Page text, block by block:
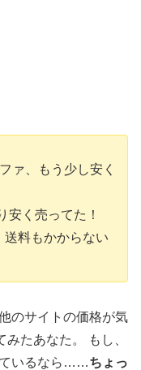
ァ、もう少し安く
安く売ってた！
送料もかからない
のサイトの価格が気
たあなた。 もし、
ているなら……ちょっ